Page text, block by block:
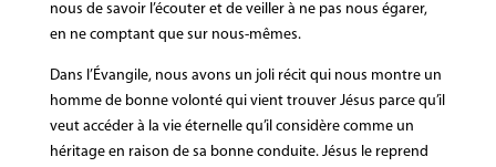
nous de savoir l’écouter et de veiller à ne pas nous égarer,
en ne comptant que sur nous-mêmes.
Dans l’Évangile, nous avons un joli récit qui nous montre un
homme de bonne volonté qui vient trouver Jésus parce qu’il
veut accéder à la vie éternelle qu’il considère comme un
héritage en raison de sa bonne conduite. Jésus le reprend